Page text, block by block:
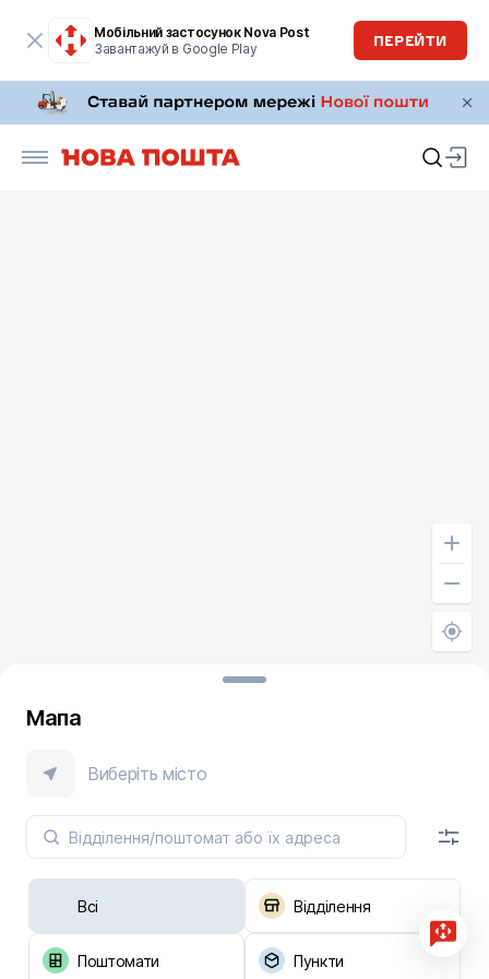
Мобільний застосунок Nova Post
Завантажуй в Google Play
ПЕРЕЙТИ
Мапа
Виберіть місто
Всі Відділення
Поштомати Пункти